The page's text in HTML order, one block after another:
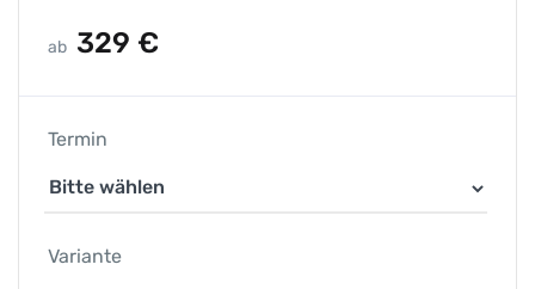
ab 329 €
Termin
Variante